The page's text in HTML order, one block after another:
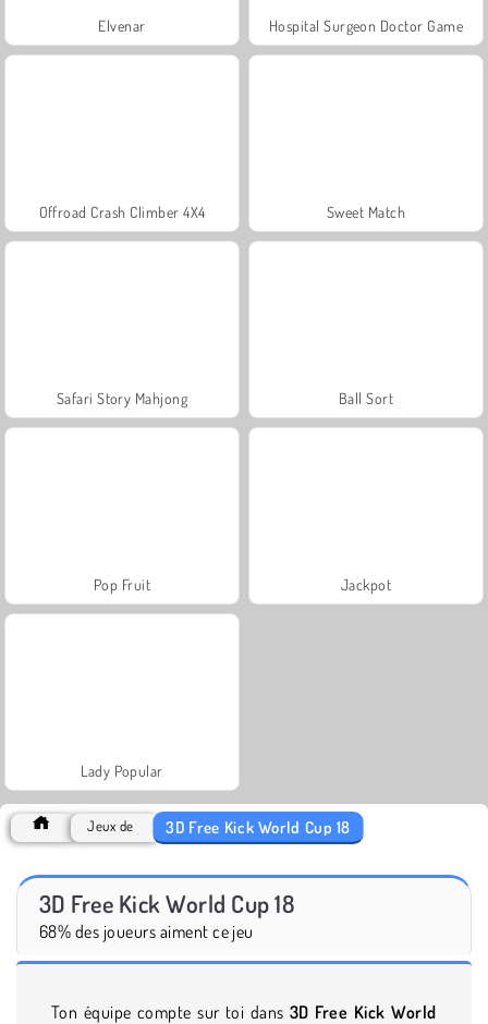
Elvenar Hospital Surgeon Doctor Game
Offroad Crash Climber 4X4 Sweet Match
Safari Story Mahjong Ball Sort
Pop Fruit Jackpot
Lady Popular
Jeux de 3D Free Kick World Cup 18
3D Free Kick World Cup 18
68% des joueurs aiment ce jeu
Ton équipe compte sur toi dans 3D Free Kick World